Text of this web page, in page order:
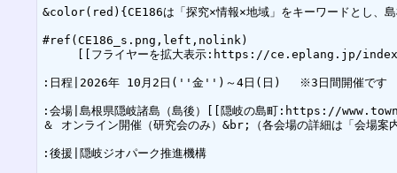
&color(red){CE186は「探究×情報×地域」をキーワードとし、島
#ref(CE186_s.png,left,nolink)
[[フライヤーを拡大表示:https://ce.eplang.jp/
:日程|2026年 10月2日(''金'')～4日(日) 　※3日間開催です
:会場|島根県隠岐諸島（島後）[[隠岐の島町:https://
＆ オンライン開催（研究会のみ）&br;（各会場の詳細は「会場案
:後援|隠岐ジオパーク推進機構